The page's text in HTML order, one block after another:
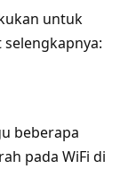
untuk
selengkapnya:
beberapa
pada WiFi di